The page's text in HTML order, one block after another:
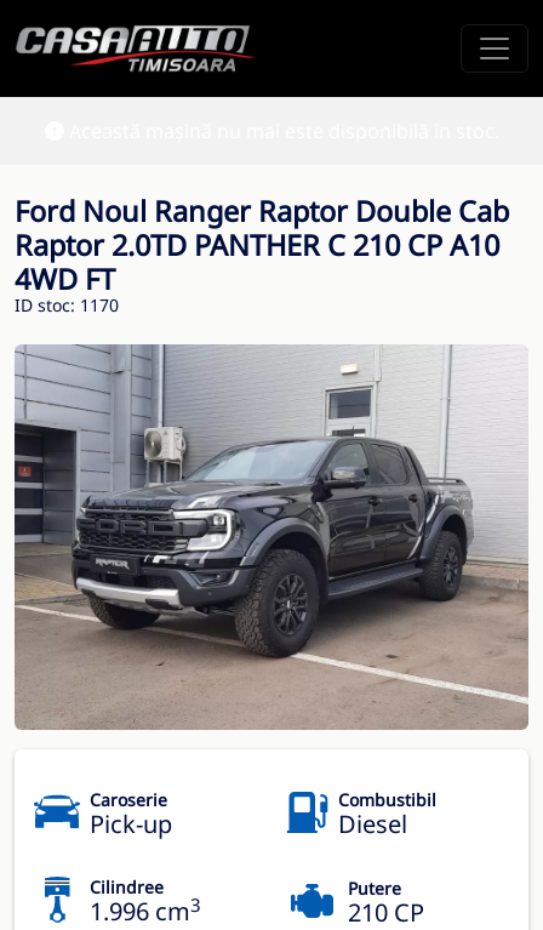
Ford Noul Ranger Raptor Double Cab
Raptor 2.0TD PANTHER C 210 CP A10
4WD FT
ID stoc: 1170
Caroserie
Pick-up
Combustibil
Diesel
Cilindree
1.996 cm3
Putere
210 CP